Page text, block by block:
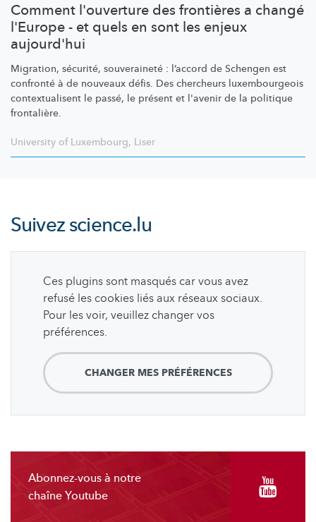
Comment l'ouverture des frontières a changé
l'Europe - et quels en sont les enjeux
aujourd'hui
Migration, sécurité, souveraineté : l’accord de Schengen est
confronté à de nouveaux défis. Des chercheurs luxembourgeois
contextualisent le passé, le présent et l'avenir de la politique
frontalière.
University of Luxembourg, Liser
Suivezscience.lu
Ces plugins sont masqués car vous avez
refusé les cookies liés aux réseaux sociaux.
Pour les voir, veuillez changer vos
préférences.
CHANGER MES PRÉFÉRENCES
Abonnez-vous à notre
chaîne Youtube